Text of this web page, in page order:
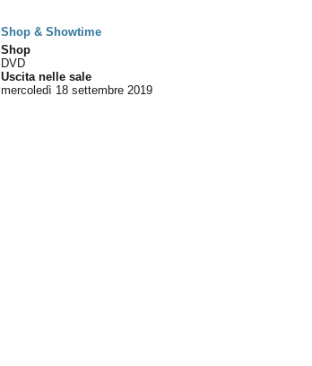
Shop & Showtime
Shop
DVD
Uscita nelle sale
mercoledì 18 settembre 2019